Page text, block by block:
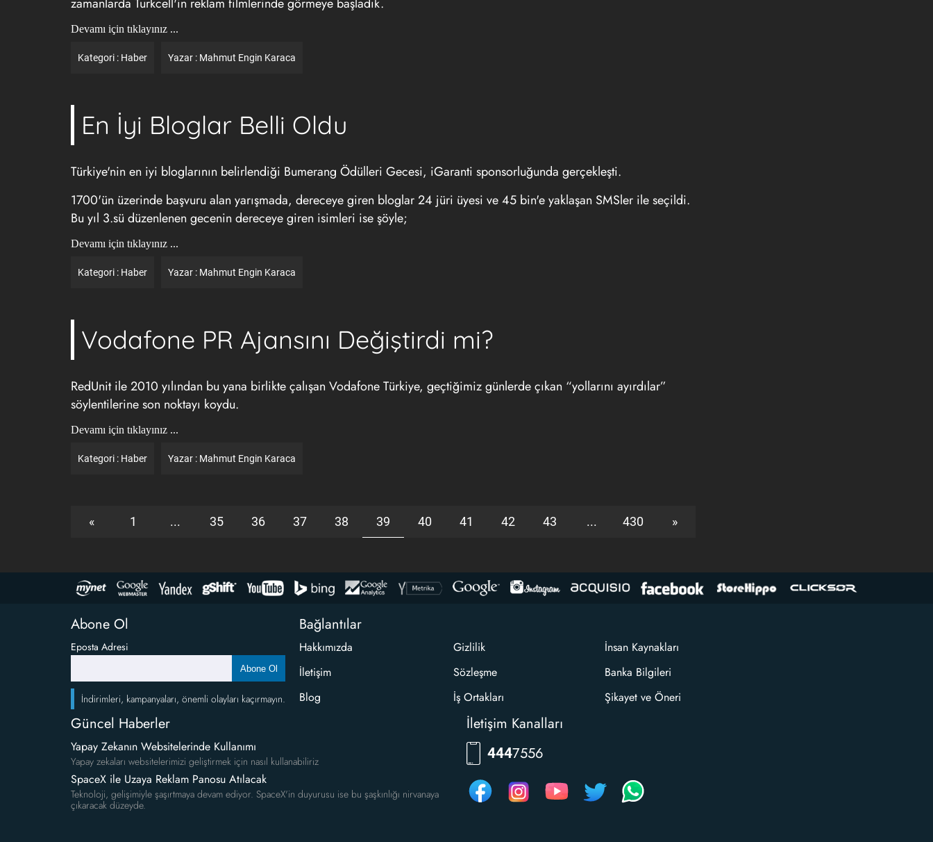
Devamı için tıklayınız ...
Kategori : Haber Yazar : Mahmut Engin Karaca
En İyi Bloglar Belli Oldu
Türkiye'nin en iyi bloglarının belirlendiği Bumerang Ödülleri Gecesi, iGaranti sponsorluğunda gerçekleşti.
1700'ün üzerinde başvuru alan yarışmada, dereceye giren bloglar 24 jüri üyesi ve 45 bin'e yaklaşan SMSler ile seçildi.
Bu yıl 3.sü düzenlenen gecenin dereceye giren isimleri ise şöyle;
Devamı için tıklayınız ...
Kategori : Haber Yazar : Mahmut Engin Karaca
Vodafone PR Ajansını Değiştirdi mi?
RedUnit ile 2010 yılından bu yana birlikte çalışan Vodafone Türkiye, geçtiğimiz günlerde çıkan “yollarını ayırdılar”
söylentilerine son noktayı koydu.
Devamı için tıklayınız ...
Kategori : Haber Yazar : Mahmut Engin Karaca
« 1 ... 35 36 37 38 39 40 41 42 43 ... 430 »
Abone Ol
Eposta Adresi
Abone Ol
İndirimleri, kampanyaları, önemli olayları kaçırmayın.
Güncel Haberler
Yapay Zekanın Websitelerinde Kullanımı
Yapay zekaları websitelerimizi geliştirmek için nasıl kullanabiliriz
SpaceX ile Uzaya Reklam Panosu Atılacak
Teknoloji, gelişimiyle şaşırtmaya devam ediyor. SpaceX'in duyurusu ise bu şaşkınlığı nirvanaya
çıkaracak düzeyde.
Bağlantılar
Hakkımızda
İletişim
Blog
Gizlilik
Sözleşme
İş Ortakları
İnsan Kaynakları
Banka Bilgileri
Şikayet ve Öneri
İletişim Kanalları
444RKLM